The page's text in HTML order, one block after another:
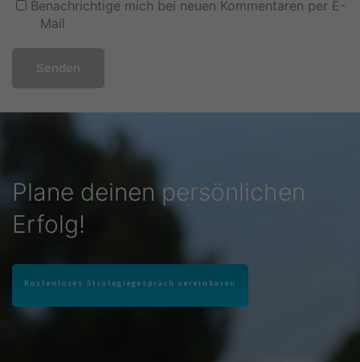
Benachrichtige mich bei neuen Kommentaren per E-
Mail
Senden
Plane deinen persönlichen
Erfolg!
Kostenloses Strategiegespräch vereinbaren